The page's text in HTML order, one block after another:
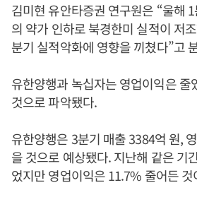
김미현 유안타증권 연구원은 “울해
의 약가 인하로 북경한미 실적이 저
분기 실적악화에 영향을 끼쳤다”고
유한양행과 녹십자는 영업이익은 줄
것으로 파악됐다.
유한양행은 3분기 매출 3384억 원,
을 것으로 예상됐다. 지난해 같은 기
었지만 영업이익은 11.7% 줄어든 것